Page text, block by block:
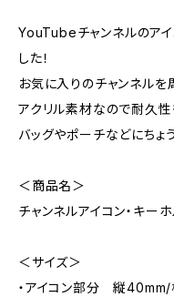
YouTubeチャンネルのア
した！
お気に入りのチャンネルを
アクリル素材なので耐久性
バッグやポーチなどにちょ
＜商品名＞
チャンネルアイコン・キー
＜サイズ＞
・アイコン部分 縦